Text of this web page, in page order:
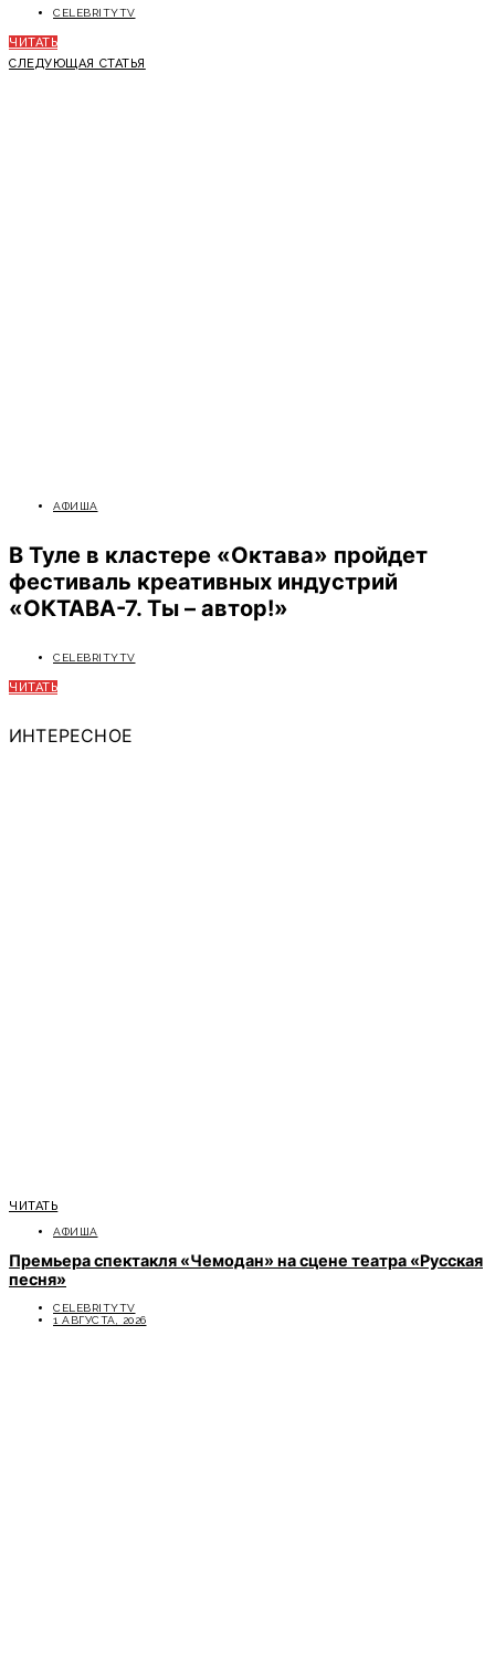
CELEBRITYTV
ЧИТАТЬ
СЛЕДУЮЩАЯ СТАТЬЯ
АФИША
В Туле в кластере «Октава» пройдет
фестиваль креативных индустрий
«ОКТАВА-7. Ты – автор!»
CELEBRITYTV
ЧИТАТЬ
ИНТЕРЕСНОЕ
ЧИТАТЬ
АФИША
Премьера спектакля «Чемодан» на сцене театра «Русская
песня»
CELEBRITYTV
1 АВГУСТА, 2026